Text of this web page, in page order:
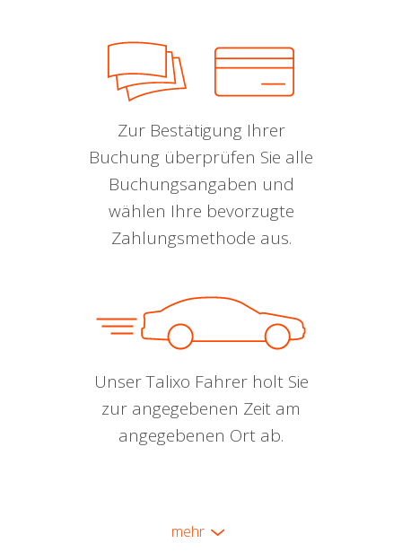
Zur Bestätigung Ihrer
Buchung überprüfen Sie alle
Buchungsangaben und
wählen Ihre bevorzugte
Zahlungsmethode aus.
Unser Talixo Fahrer holt Sie
zur angegebenen Zeit am
angegebenen Ort ab.
mehr